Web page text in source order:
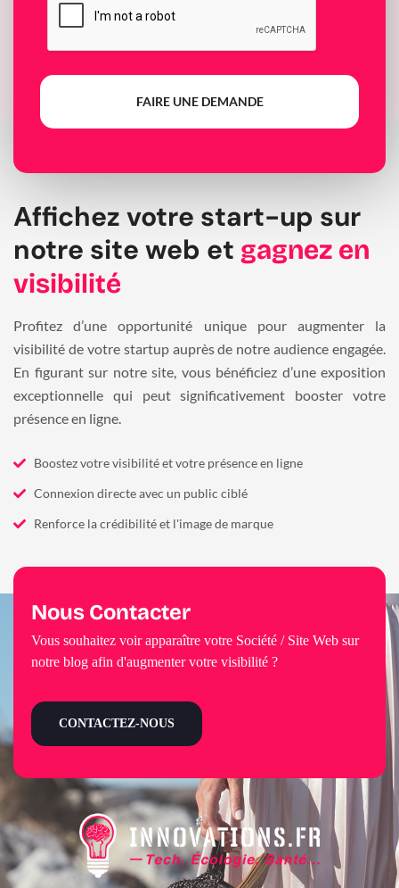
FAIRE UNE DEMANDE
Affichez votre start-up sur
notre site web et gagnez en
visibilité
Profitez d’une opportunité unique pour augmenter la
visibilité de votre startup auprès de notre audience engagée.
En figurant sur notre site, vous bénéficiez d’une exposition
exceptionnelle qui peut significativement booster votre
présence en ligne.
Boostez votre visibilité et votre présence en ligne
Connexion directe avec un public ciblé
Renforce la crédibilité et l'image de marque
Nous Contacter
Vous souhaitez voir apparaître votre Société / Site Web sur
notre blog afin d'augmenter votre visibilité ?
CONTACTEZ-NOUS